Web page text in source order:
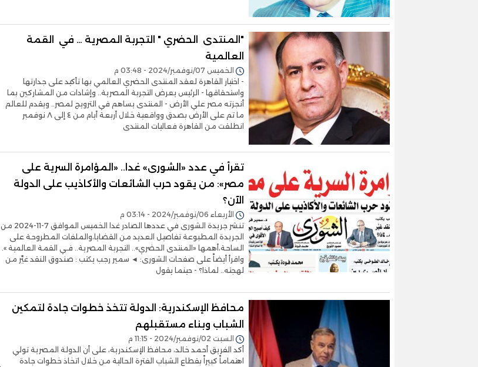
"المنتدى الحضري " التجربة المصرية … في القمة
العالمية
الخميس 07/نوفمبر/2024 - 03:48 م
- اختيار القاهرة لعقد المنتدى الحضري العالمي بها تأكيد على جدارتها
واستحقاقها - الرئيس يعرض التجربة المصرية.. وإشادات من المشاركين بما
أنجزته مصر علي الأرض - المنتدى يساهم في الترويج لمصر.. ويقدم للعالم
ما تم على الأرض بصدق وواقعية خلال أربعة أيام من ٤ إلى ٨ نوفمبر
انطلقت من القاهرة فعاليات المنتدى
تقرأ في عدد «الشورى» غدا.. «المؤامرة السرية على
مصر»: من يقود حرب الشائعات والأكاذيب على الدولة
الآن؟
الأربعاء 06/نوفمبر/2024 - 03:14 م
تنشر جريدة الشورى في عددها الصادر غدا الخميس الموافق 7-11-2024 من
الجريدة المطبوعة تفاصيل العديد من القضايا،والملفات المطروحة على
الساحة،أهمها «المنتدى الحضري».. التجربة المصرية.. فـي القمة العالمية ».
واقرأ أيضاً على صفحات الشورى: ◄ سمير رجب يكتب : صندوق النقد غيَّر من
لهجته.. لماذا؟ - حينما يقول
محافظ الإسكندرية: الدولة تتخذ خطوات جادة لتمكين
الشباب وبناء مستقبلهم
السبت 02/نوفمبر/2024 - 11:15 م
أكد الفريق أحمد خالد، محافظ الإسكندرية، على أن الدولة المصرية تولي
اهتماماً كبيراً بقطاع الشباب الفترة الحالية من خلال اتخاذ خطوات جادة